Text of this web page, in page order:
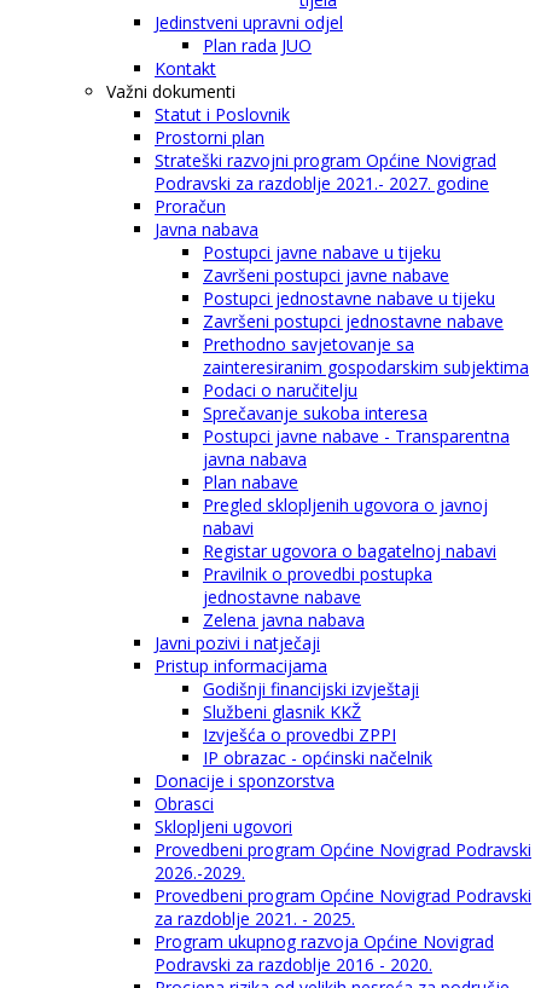
Jedinstveni upravni odjel
Plan rada JUO
Kontakt
Važni dokumenti
Statut i Poslovnik
Prostorni plan
Strateški razvojni program Općine Novigrad
Podravski za razdoblje 2021.- 2027. godine
Proračun
Javna nabava
Postupci javne nabave u tijeku
Završeni postupci javne nabave
Postupci jednostavne nabave u tijeku
Završeni postupci jednostavne nabave
Prethodno savjetovanje sa
zainteresiranim gospodarskim subjektima
Podaci o naručitelju
Sprečavanje sukoba interesa
Postupci javne nabave - Transparentna
javna nabava
Plan nabave
Pregled sklopljenih ugovora o javnoj
nabavi
Registar ugovora o bagatelnoj nabavi
Pravilnik o provedbi postupka
jednostavne nabave
Zelena javna nabava
Javni pozivi i natječaji
Pristup informacijama
Godišnji financijski izvještaji
Službeni glasnik KKŽ
Izvješća o provedbi ZPPI
IP obrazac - općinski načelnik
Donacije i sponzorstva
Obrasci
Sklopljeni ugovori
Provedbeni program Općine Novigrad Podravski
2026.-2029.
Provedbeni program Općine Novigrad Podravski
za razdoblje 2021. - 2025.
Program ukupnog razvoja Općine Novigrad
Podravski za razdoblje 2016 - 2020.